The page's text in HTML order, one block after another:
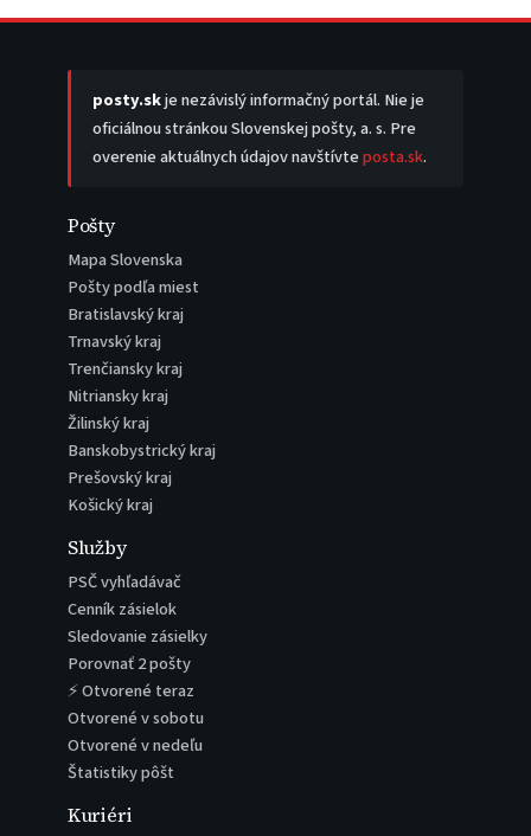
posty.skje nezávislý informačný portál. Nie je
oficiálnou stránkou Slovenskej pošty, a. s. Pre
overenie aktuálnych údajov navštívteposta.sk.
Pošty
Mapa Slovenska
Pošty podľa miest
Bratislavský kraj
Trnavský kraj
Trenčiansky kraj
Nitriansky kraj
Žilinský kraj
Banskobystrický kraj
Prešovský kraj
Košický kraj
Služby
PSČ vyhľadávač
Cenník zásielok
Sledovanie zásielky
Porovnať 2 pošty
⚡ Otvorené teraz
Otvorené v sobotu
Otvorené v nedeľu
Štatistiky pôšt
Kuriéri